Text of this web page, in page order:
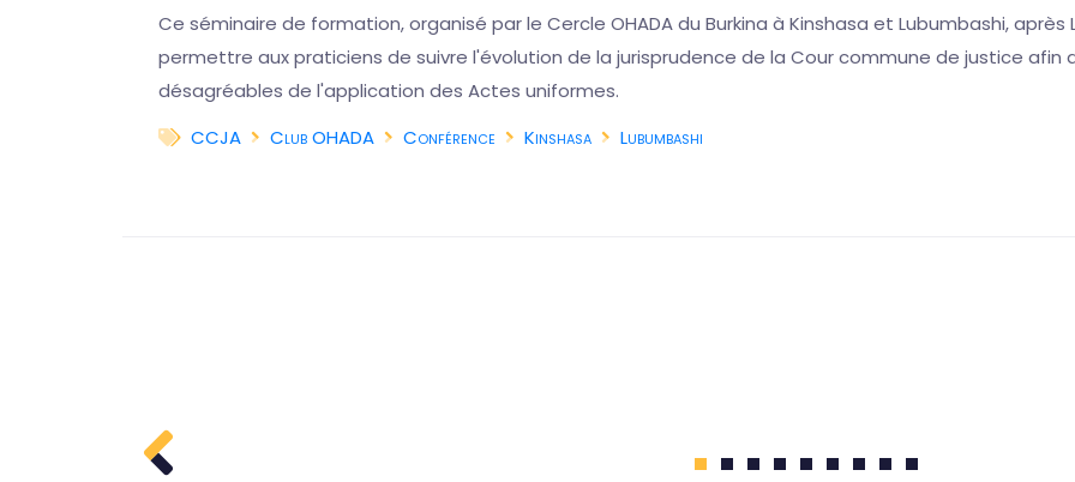
Ce séminaire de formation, organisé par le Cercle OHADA du Burkina à Kinshasa et Lubumbashi,
permettre aux praticiens de suivre l'évolution de la jurisprudence de la Cour commune de justice afin
désagréables de l'application des Actes uniformes.
CCJA
Club OHADA Conférence Kinshasa Lubumbashi
1 2 3 4 5 6 7 8 9